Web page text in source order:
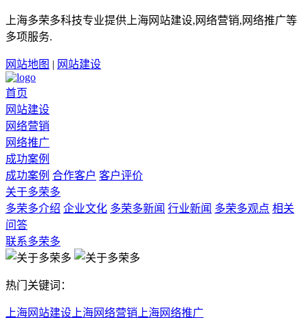
上海多荣多科技专业提供上海网站建设,网络营销,网络推广等
多项服务.
网站地图 | 网站建设
首页
网站建设
网络营销
网络推广
成功案例
成功案例 合作客户 客户评价
关于多荣多
多荣多介绍 企业文化 多荣多新闻 行业新闻 多荣多观点 相关
问答
联系多荣多
热门关键词：
上海网站建设 上海网络营销 上海网络推广